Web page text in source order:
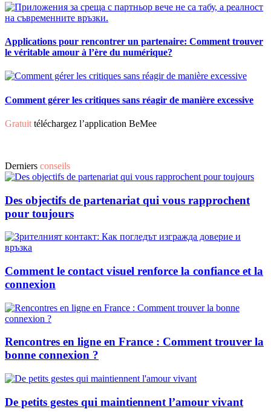
Applications pour rencontrer un partenaire: Comment trouver
le véritable amour à l’ère du numérique?
Comment gérer les critiques sans réagir de manière excessive
Gratuit téléchargez l’application BeMee
Derniers conseils
Des objectifs de partenariat qui vous rapprochent
pour toujours
Comment le contact visuel renforce la confiance et la
connexion
Rencontres en ligne en France : Comment trouver la
bonne connexion ?
De petits gestes qui maintiennent l’amour vivant